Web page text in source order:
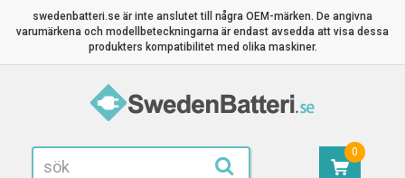
swedenbatteri.se är inte anslutet till några OEM-märken. De angivna
varumärkena och modellbeteckningarna är endast avsedda att visa dessa
produkters kompatibilitet med olika maskiner.
0